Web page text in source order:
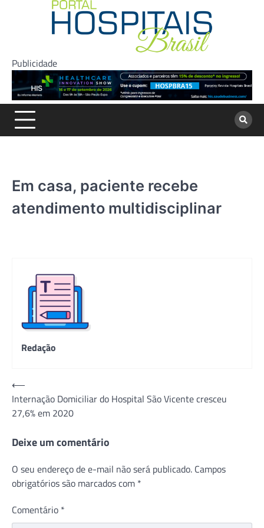
Publicidade
Em casa, paciente recebe
atendimento multidisciplinar
Redação
Navegação
de
Post
⟵
Internação Domiciliar do Hospital São Vicente cresceu
27,6% em 2020
Deixe um comentário
O seu endereço de e-mail não será publicado. Campos
obrigatórios são marcados com *
Comentário *